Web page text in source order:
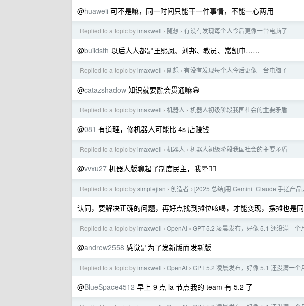
@huaweii 可不是嘛，同一时间只能干一件事情，不能一心两用
Replied to a topic byimaxwell › 随想 › 有没有发现每个人今后更像一台电脑了
@buildsth 以后人人都是王熙凤、刘邦、教员、常凯申……
Replied to a topic byimaxwell › 随想 › 有没有发现每个人今后更像一台电脑了
@catazshadow 知识就要融会贯通嘛😀
Replied to a topic byimaxwell › 机器人 › 机器人初级阶段我国社会的主要矛盾
@081 有道理，修机器人可能比 4s 店赚钱
Replied to a topic byimaxwell › 机器人 › 机器人初级阶段我国社会的主要矛盾
@vvxu27 机器人版聊起了制度民主，我晕😵‍💫
Replied to a topic bysimplejian › 创造者 › [2025 总结]用 Gemini+Claude 手搓产品
认同，要解决正确的问题，再好点找到摊位吆喝，才能变现，摆摊也是
Replied to a topic byimaxwell › OpenAI › GPT 5.2 凌晨发布，好像 5.1 还没满一个
@andrew2558 感觉是为了发新版而发新版
Replied to a topic byimaxwell › OpenAI › GPT 5.2 凌晨发布，好像 5.1 还没满一个
@BlueSpace4512 早上 9 点 la 节点我的 team 有 5.2 了